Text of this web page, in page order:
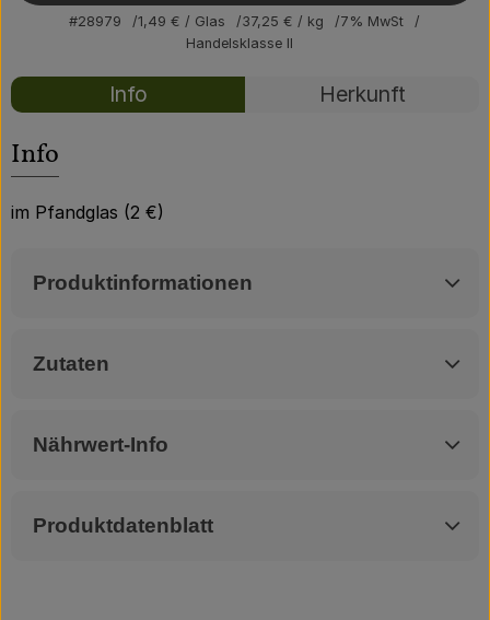
Über uns
#28979 1,49 €/ Glas 37,25 €/ kg
7% MwSt
Handelsklasse II
Rezepte
Info Herkunft
Info
im Pfandglas (2 €)
Produktinformationen
Zutaten
Nährwert-Info
Produktdatenblatt